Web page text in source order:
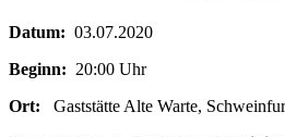
Datum: 03.07.2020
Beginn: 20:00 Uhr
Ort: Gaststätte Alte Warte,